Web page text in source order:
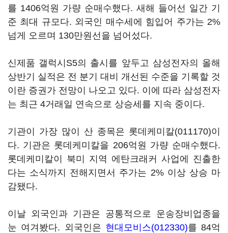
를 1406억원 가량 순매수했다. 새해 들어선 일간 기
준 최대 규모다. 외국인 매수세에 힘입어 주가는 2%
넘게 오르며 130만원선을 넘어섰다.
신제품 갤럭시S5의 출시를 앞두고 삼성전자의 올해
상반기 실적은 전 분기 대비 개선된 수준을 기록할 것
이란 증권가 전망이 나오고 있다. 이에 따라 삼성전자
는 최근 4거래일 연속으로 상승세를 지속 중이다.
기관이 가장 많이 산 종목은 롯데케미칼(011170)이
다. 기관은 롯데케미칼을 206억원 가량 순매수했다.
롯데케미칼이 북미 지역 에탄크래커 사업에 진출한
다는 소식까지 전해지면서 주가는 2% 이상 상승 마
감됐다.
이날 외국인과 기관은 공통적으로 운송장비업종을
눈 여겨봤다. 외국인은 현대모비스(012330)를 84억